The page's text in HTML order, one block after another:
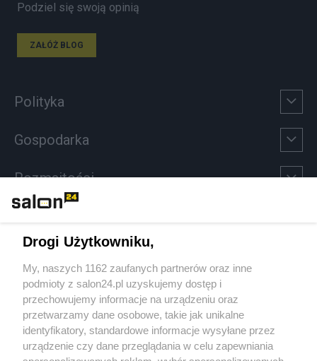
Podziel się swoją opinią
ZAŁÓŻ BLOG
Polityka
Gospodarka
Rozmaitości
Sport
Społeczeństwo
Kultura
Drogi Użytkowniku,
My, naszych 1162 zaufanych partnerów oraz inne
podmioty z salon24.pl uzyskujemy dostęp i
przechowujemy informacje na urządzeniu oraz
przetwarzamy dane osobowe, takie jak unikalne
identyfikatory, standardowe informacje wysyłane przez
urządzenie czy dane przeglądania w celu zapewniania